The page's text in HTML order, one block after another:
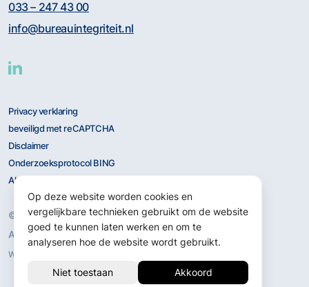
033 – 247 43 00
info@bureauintegriteit.nl
Privacy verklaring
beveiligd met reCAPTCHA
Disclaimer
Onderzoeksprotocol BING
Algemene Voorwaarden
© 2026 BING
Alle rechten voorbehouden.
Website door
Op deze website worden cookies en
vergelijkbare technieken gebruikt om de website
goed te kunnen laten werken en om te
analyseren hoe de website wordt gebruikt.